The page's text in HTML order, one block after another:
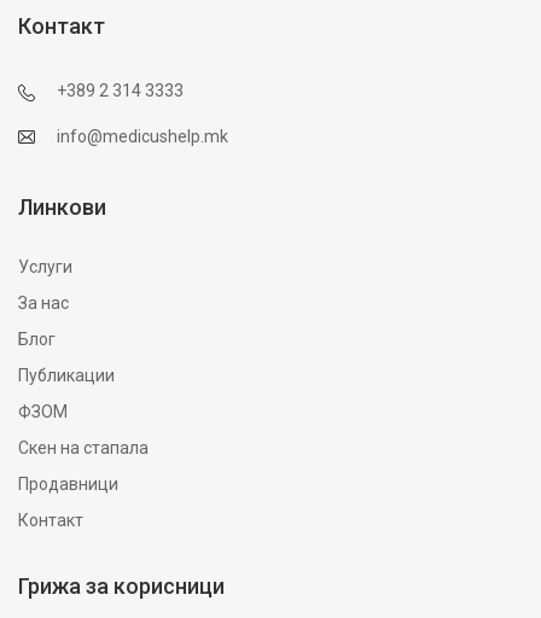
Контакт
+389 2 314 3333
info@medicushelp.mk
Линкови
Услуги
За нас
Блог
Публикации
ФЗОМ
Скен на стапала
Продавници
Контакт
Грижа за корисници